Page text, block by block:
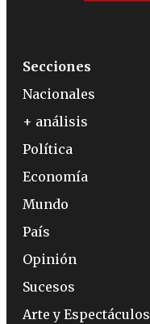
Secciones
Nacionales
+ análisis
Política
Economía
Mundo
País
Opinión
Sucesos
Arte y Espectáculos